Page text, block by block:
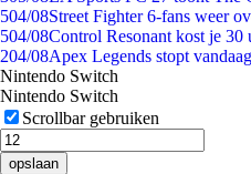
504/08Street Fighter 6-fans weer
504/08Control Resonant kost je 30
204/08Apex Legends stopt
Nintendo Switch
Nintendo Switch
Scrollbar gebruiken
opslaan